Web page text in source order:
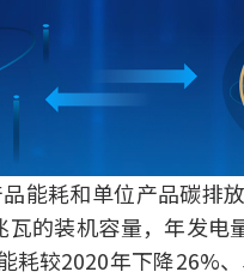
能耗和单位产品碳排
的装机容量，年发电
耗较2020年下降26%